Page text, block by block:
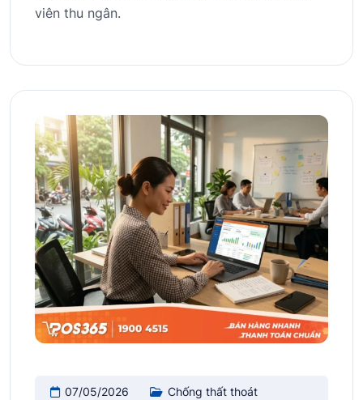
viên thu ngân.
07/05/2026
Chống thất thoát